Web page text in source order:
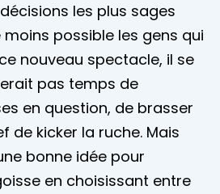
les plus sages
possible les gens qui
nouveau spectacle, il se
pas temps de
en question, de brasser
de kicker la ruche. Mais
bonne idée pour
en choisissant entre